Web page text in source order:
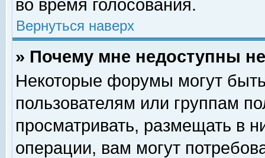
во время голосования.
Вернуться наверх
» Почему мне недоступны
Некоторые форумы могут
пользователям или группам
просматривать, размещать в
операции, вам могут